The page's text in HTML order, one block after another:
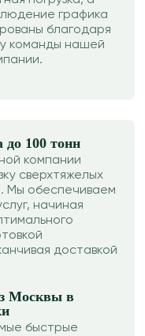
графика
благодаря
команды нашей
до 100 тонн
компании
сверхтяжелых
Мы обеспечиваем
начиная
доставкой
Москвы в
быстрые